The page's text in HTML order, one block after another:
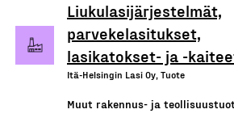
Liukulasijärjestelmät,
parvekelasitukset,
lasikatokset- ja -
Itä-Helsingin Lasi Oy, Tuote
Muut rakennus- ja